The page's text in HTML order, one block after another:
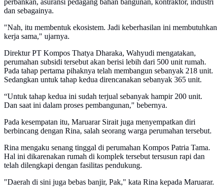
perbankan, asuransi pedagang bahan bangunan, kontraktor, industri
dan sebagainya.
"Nah, itu membentuk ekosistem. Jadi keberhasilan ini membutuhkan
kerja sama," ujarnya.
Direktur PT Kompos Thatya Dharaka, Wahyudi mengatakan,
perumahan subsidi tersebut akan berisi lebih dari 500 unit rumah.
Pada tahap pertama pihaknya telah membangun sebanyak 218 unit.
Sedangkan untuk tahap kedua direncanakan sebanyak 365 unit.
“Untuk tahap kedua ini sudah terjual sebanyak hampir 200 unit.
Dan saat ini dalam proses pembangunan," bebernya.
Pada kesempatan itu, Maruarar Sirait juga menyempatkan diri
berbincang dengan Rina, salah seorang warga perumahan tersebut.
Rina mengaku senang tinggal di perumahan Kompos Patria Tama.
Hal ini dikarenakan rumah di komplek tersebut tersusun rapi dan
telah dilengkapi dengan fasilitas pendukung.
"Daerah di sini juga bebas banjir, Pak," kata Rina kepada Maruarar.